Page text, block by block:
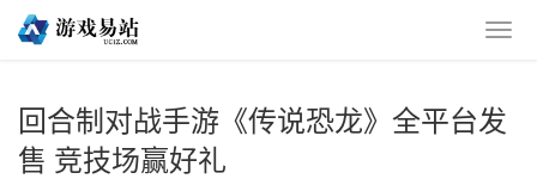
回合制对战手游《传说恐龙》全平台发
售 竞技场赢好礼